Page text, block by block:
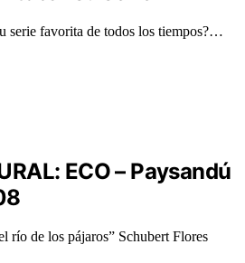
serie favorita de todos los tiempos?…
ECO – Paysandú
río de los pájaros” Schubert Flores